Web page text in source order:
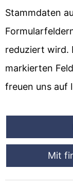
Stammdaten
reduziert wird.
markierten
freuen uns auf
Mit